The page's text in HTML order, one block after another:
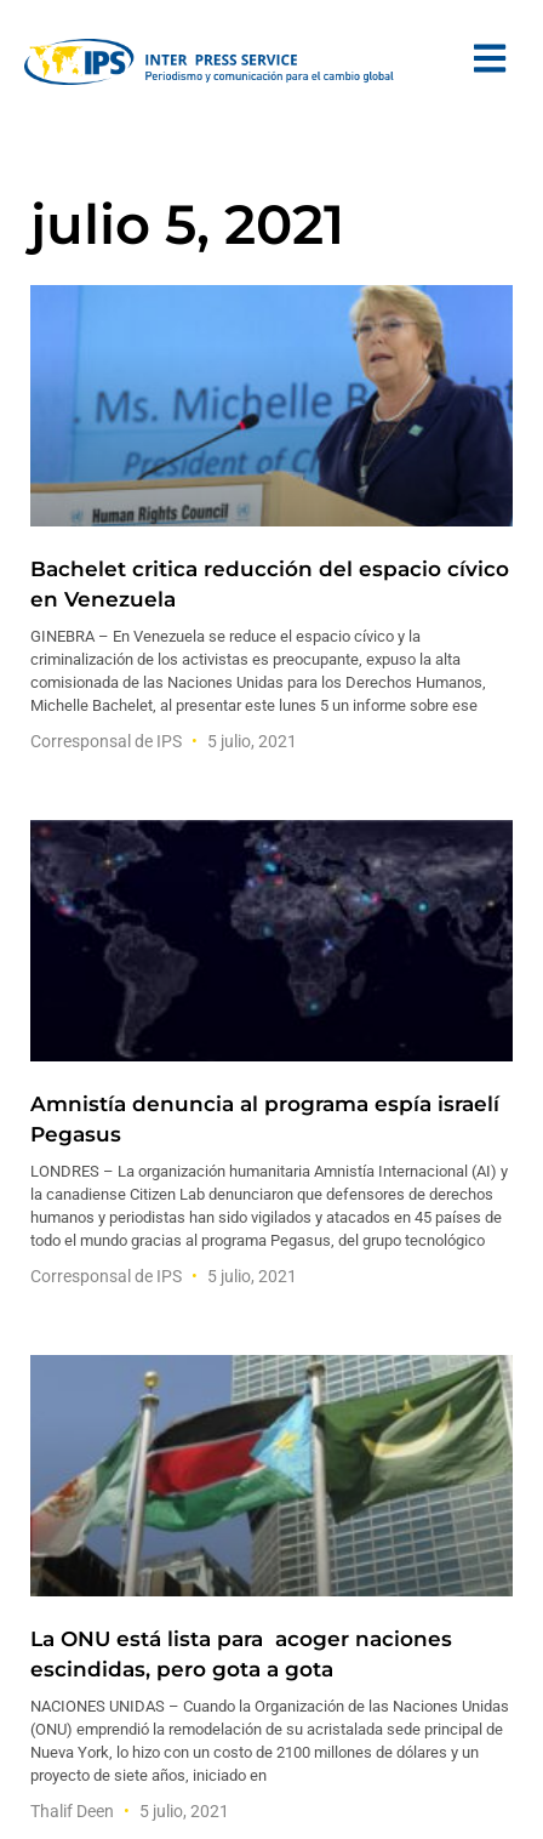
julio 5, 2021
Bachelet critica reducción del espacio cívico
en Venezuela
GINEBRA – En Venezuela se reduce el espacio cívico y la
criminalización de los activistas es preocupante, expuso la alta
comisionada de las Naciones Unidas para los Derechos Humanos,
Michelle Bachelet, al presentar este lunes 5 un informe sobre ese
Corresponsal de IPS 5 julio, 2021
Amnistía denuncia al programa espía israelí
Pegasus
LONDRES – La organización humanitaria Amnistía Internacional (AI) y
la canadiense Citizen Lab denunciaron que defensores de derechos
humanos y periodistas han sido vigilados y atacados en 45 países de
todo el mundo gracias al programa Pegasus, del grupo tecnológico
Corresponsal de IPS 5 julio, 2021
La ONU está lista para acoger naciones
escindidas, pero gota a gota
NACIONES UNIDAS – Cuando la Organización de las Naciones Unidas
(ONU) emprendió la remodelación de su acristalada sede principal de
Nueva York, lo hizo con un costo de 2100 millones de dólares y un
proyecto de siete años, iniciado en
Thalif Deen 5 julio, 2021